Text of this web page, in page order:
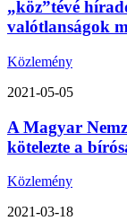
„köz”tévé
valótlanságok
Közlemény
2021-05-05
A Magyar
kötelezte a
Közlemény
2021-03-18